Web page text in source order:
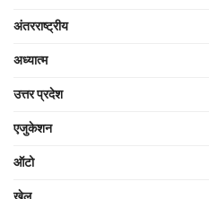
अंतरराष्ट्रीय
अध्यात्म
उत्तर प्रदेश
एजुकेशन
ऑटो
खेल